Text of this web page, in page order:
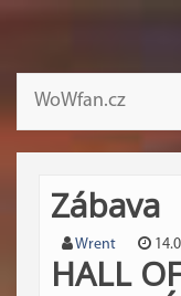
WoWfan.cz
Zábava
Wrent
HALL